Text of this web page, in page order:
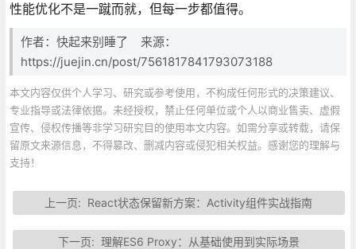
性能优化不是一蹴而就，但每一步都值得。
作者：快起来别睡了 来源：
https://juejin.cn/post/7561817841793073188
本文内容仅供个人学习、研究或参考使用，不构成任何形式的决策建议、
专业指导或法律依据。未经授权，禁止任何单位或个人以商业售卖、虚假
宣传、侵权传播等非学习研究目的使用本文内容。如需分享或转载，请保
留原文来源信息，不得篡改、删减内容或侵犯相关权益。感谢您的理解与
支持！
上一页: React状态保留新方案：Activity组件实战指南
下一页: 理解ES6 Proxy：从基础使用到实际场景